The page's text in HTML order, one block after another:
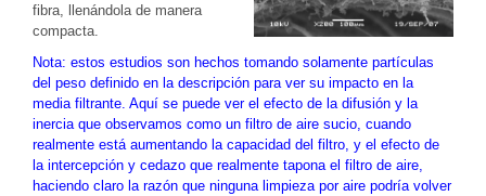
fibra, llenándola de manera
compacta.
Nota: estos estudios son hechos tomando solamente partículas
del peso definido en la descripción para ver su impacto en la
media filtrante. Aquí se puede ver el efecto de la difusión y la
inercia que observamos como un filtro de aire sucio, cuando
realmente está aumentando la capacidad del filtro, y el efecto de
la intercepción y cedazo que realmente tapona el filtro de aire,
haciendo claro la razón que ninguna limpieza por aire podría volver